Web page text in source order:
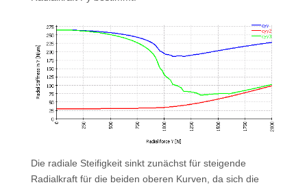
Die radiale Steifigkeit sinkt zunächst für steigende
Radialkraft für die beiden oberen Kurven, da sich die